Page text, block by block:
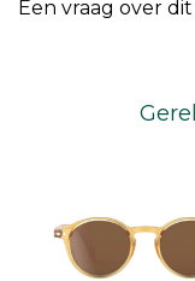
Een vraag over